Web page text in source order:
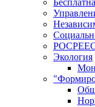
Экология